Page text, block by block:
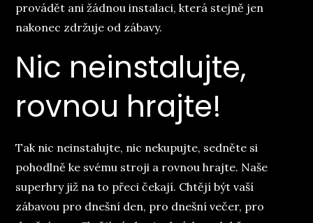
provádět ani žádnou instalaci, která stejně jen
nakonec zdržuje od zábavy.
Nic neinstalujte,
rovnou hrajte!
Tak nic neinstalujte, nic nekupujte, sedněte si
pohodlně ke svému stroji a rovnou hrajte. Naše
superhry již na to přeci čekají. Chtějí být vaší
zábavou pro dnešní den, pro dnešní večer, pro